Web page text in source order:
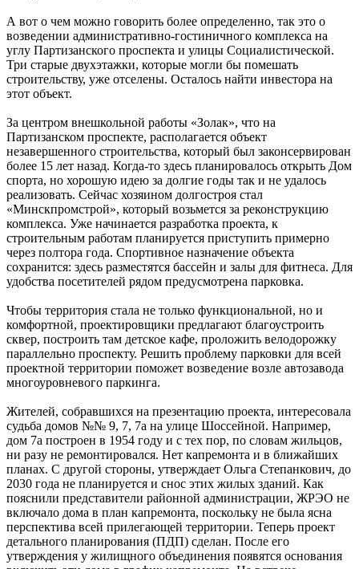
А вот о чем можно говорить более определенно, так это о
возведении административно-гостиничного комплекса на
углу Партизанского проспекта и улицы Социалистической.
Три старые двухэтажки, которые могли бы помешать
строительству, уже отселены. Осталось найти инвестора на
этот объект.
За центром внешкольной работы «Золак», что на
Партизанском проспекте, располагается объект
незавершенного строительства, который был законсервирован
более 15 лет назад. Когда-то здесь планировалось открыть Дом
спорта, но хорошую идею за долгие годы так и не удалось
реализовать. Сейчас хозяином долгостроя стал
«Минскпромстрой», который возьмется за реконструкцию
комплекса. Уже начинается разработка проекта, к
строительным работам планируется приступить примерно
через полтора года. Спортивное назначение объекта
сохранится: здесь разместятся бассейн и залы для фитнеса. Для
удобства посетителей рядом предусмотрена парковка.
Чтобы территория стала не только функциональной, но и
комфортной, проектировщики предлагают благоустроить
сквер, построить там детское кафе, проложить велодорожку
параллельно проспекту. Решить проблему парковки для всей
проектной территории поможет возведение возле автозавода
многоуровневого паркинга.
Жителей, собравшихся на презентацию проекта, интересовала
судьба домов №№ 9, 7, 7а на улице Шоссейной. Например,
дом 7а построен в 1954 году и с тех пор, по словам жильцов,
ни разу не ремонтировался. Нет капремонта и в ближайших
планах. С другой стороны, утверждает Ольга Степанкович, до
2030 года не планируется и снос этих жилых зданий. Как
пояснили представители районной администрации, ЖРЭО не
включало дома в план капремонта, поскольку не была ясна
перспектива всей прилегающей территории. Теперь проект
детального планирования (ПДП) сделан. После его
утверждения у жилищного объединения появятся основания